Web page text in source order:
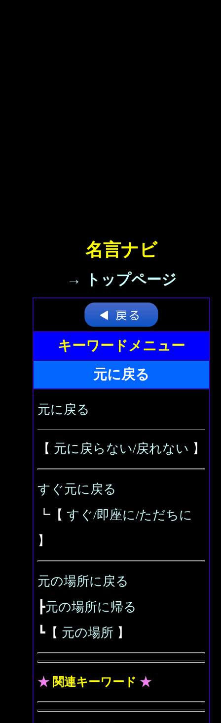
名言ナビ
→ トップページ
キーワードメニュー
元に戻る
元に戻る
【 元に戻らない/戻れない 】
すぐ元に戻る
┗【 すぐ/即座に/ただちに
】
元の場所に戻る
┣元の場所に帰る
┗【 元の場所 】
★ 関連キーワード ★